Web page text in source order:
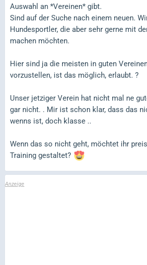
Auswahl an *Vereinen* gibt.
Sind auf der Suche nach einem neuen.
Hundesportler, die aber sehr gerne mit
machen möchten.
Hier sind ja die meisten in guten
vorzustellen, ist das möglich, erlaubt. ?
Unser jetziger Verein hat nicht mal ne
gar nicht. . Mir ist schon klar, dass das
wenns ist, doch klasse ..
Wenn das so nicht geht, möchtet ihr
Training gestaltet?